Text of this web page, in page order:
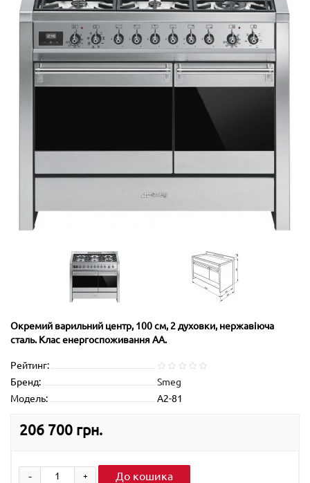
Окремий варильний центр, 100 см, 2 духовки, нержавіюча
сталь. Клас енергоспоживання АА.
Рейтинг:
Бренд:
Smeg
Модель:
A2-81
206 700 грн.
+
- До кошика